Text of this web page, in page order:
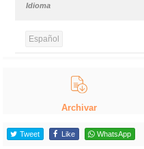
Idioma
Español
Archivar
Tweet Like WhatsApp